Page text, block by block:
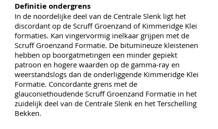
Definitie ondergrens
In de noordelijke deel van de Centrale Slenk ligt het
discordant op de Scruff Groenzand of Kimmeridge Klei
formaties. Kan vingervormig inelkaar grijpen met de
Scruff Groenzand Formatie. De bitumineuze kleistenen
hebben op boorgatmetingen een minder gepiekt
patroon en hogere waarden op de gamma-ray en
weerstandslogs dan de onderliggende Kimmeridge Klei
Formatie. Concordante grens met de
glauconiethoudende Scruff Groenzand Formatie in het
zuidelijk deel van de Centrale Slenk en het Terschelling
Bekken.